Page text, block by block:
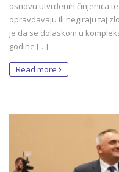
osnovu utvrđenih činjenica
opravdavaju ili negiraju taj
je da se dolaskom u
godine […]
Read more